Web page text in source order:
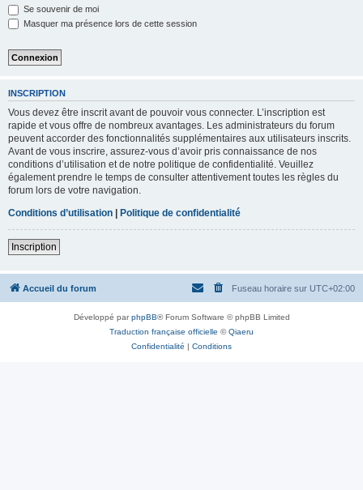
Se souvenir de moi
Masquer ma présence lors de cette session
INSCRIPTION
Vous devez être inscrit avant de pouvoir vous connecter. L’inscription est
rapide et vous offre de nombreux avantages. Les administrateurs du forum
peuvent accorder des fonctionnalités supplémentaires aux utilisateurs inscrits.
Avant de vous inscrire, assurez-vous d’avoir pris connaissance de nos
conditions d’utilisation et de notre politique de confidentialité. Veuillez
également prendre le temps de consulter attentivement toutes les règles du
forum lors de votre navigation.
Conditions d’utilisation | Politique de confidentialité
Inscription
Accueil du forum Fuseau horaire sur UTC+02:00
Développé parphpBB® Forum Software © phpBB Limited
Traduction française officielle ©Qiaeru
Confidentialité | Conditions